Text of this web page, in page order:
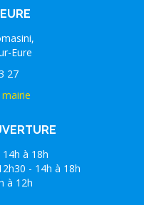
Eure
27
mairie
à 18h
- 14h à 18h
à 12h